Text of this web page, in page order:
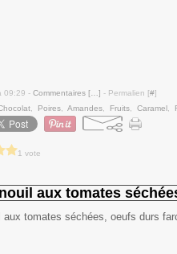
09:29 - Commentaires [ ] - Permalien [#]
Poires Amandes Fruits Caramel
1 vote
aux tomates